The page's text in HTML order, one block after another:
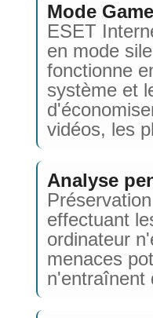
Mode
ESET
en mode
fonctionne
système et
vidéos, les
Analyse
effectuant
ordinateur
menaces
n'entraînent